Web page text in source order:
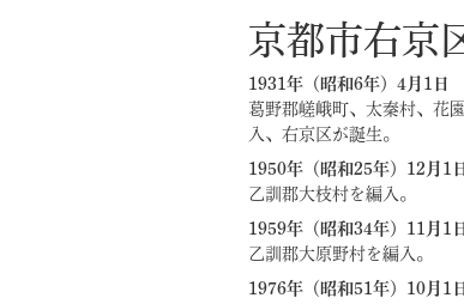
京都市右京
1931年（昭和6年）4月1日
葛野郡嵯峨町、太秦村、花
入、右京区が誕生。
1950年（昭和25年）12月1
乙訓郡大枝村を編入。
1959年（昭和34年）11月1
乙訓郡大原野村を編入。
1976年（昭和51年）10月1